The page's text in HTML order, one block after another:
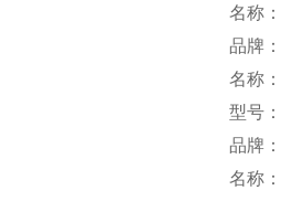
名称
品牌
名称
型号
品牌
名称